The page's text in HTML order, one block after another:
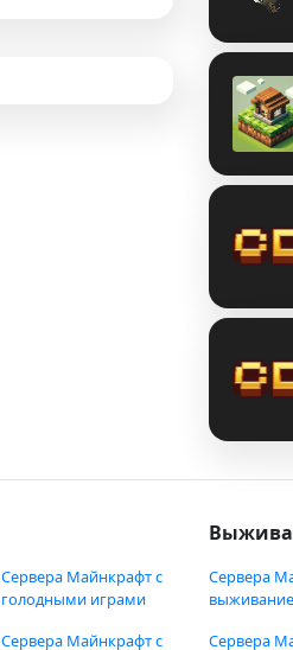
Сервера Майнкрафт с
голодными играми
Сервера Майнкрафт с
Сервера
выживание
Сервера